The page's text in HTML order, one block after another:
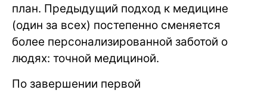
план. Предыдущий подход к медицине
(один за всех) постепенно сменяется
более персонализированной заботой о
людях: точной медициной.
По завершении первой